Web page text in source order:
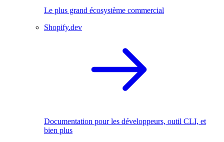
Le plus grand écosystème commercial
Shopify.dev
Documentation pour les développeurs, outil CLI, et
bien plus